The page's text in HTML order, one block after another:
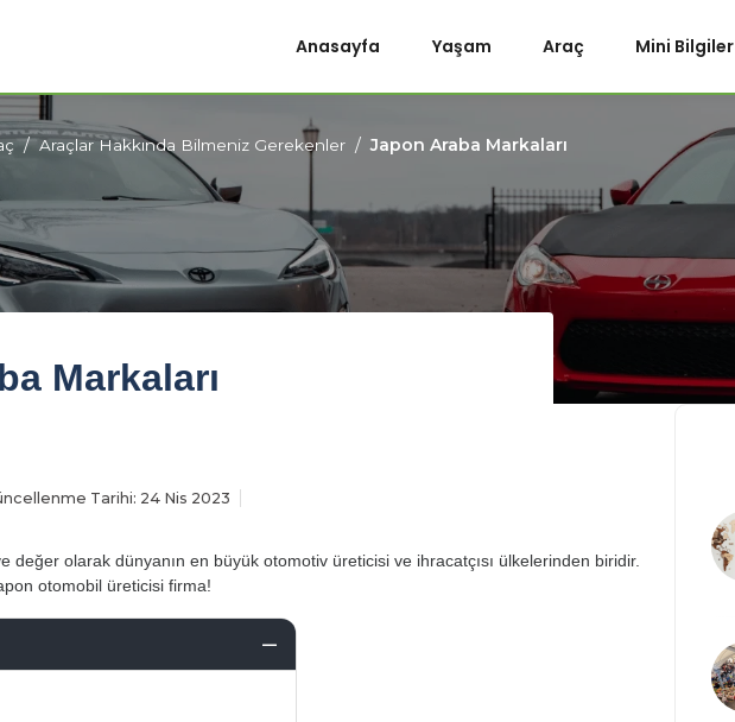
Anasayfa Yaşam Araç Mini Bilgiler
Araçlar Hakkında Bilmeniz Gerekenler Japon Araba Markaları
Markaları
Tarihi: 24 Nis 2023
değer olarak dünyanın en büyük otomotiv üreticisi ve ihracatçısı ülkelerinden biridir.
otomobil üreticisi firma!